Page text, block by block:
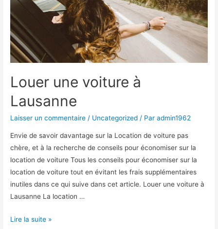
Louer une voiture à
Lausanne
Laisser un commentaire / Uncategorized / Paradmin1962
Envie de savoir davantage sur la Location de voiture pas
chère, et à la recherche de conseils pour économiser sur la
location de voiture Tous les conseils pour économiser sur la
location de voiture tout en évitant les frais supplémentaires
inutiles dans ce qui suive dans cet article. Louer une voiture à
Lausanne La location …
Louer
Lire la suite »